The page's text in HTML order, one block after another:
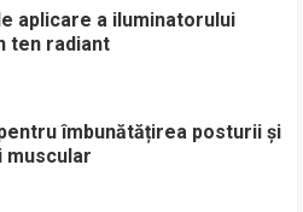
aplicare a iluminatorului
ten radiant
îmbunătățirea posturii și
muscular